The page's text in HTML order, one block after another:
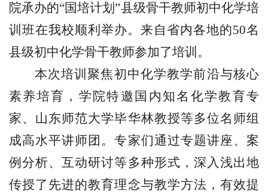
院承办的“国培计划”县级骨干教师初中化学培
训班在我校顺利举办。来自省内各地的50名
县级初中化学骨干教师参加了培训。
本次培训聚焦初中化学教学前沿与核心
素养培育，学院特邀国内知名化学教育专
家、山东师范大学毕华林教授等多位名师组
成高水平讲师团。专家们通过专题讲座、案
例分析、互动研讨等多种形式，深入浅出地
传授了先进的教育理念与教学方法，有效提